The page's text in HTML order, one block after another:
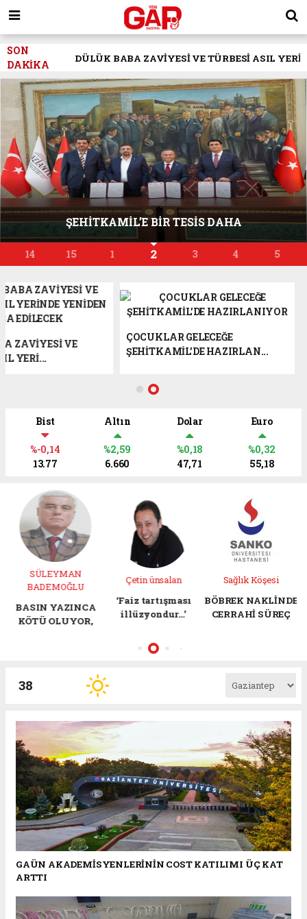
SON
DAKİKA
DÜLÜK BABA ZAVİYESİ VE TÜRBESİ ASIL
ŞEHİTKAMİL’E BİR TESİS DAHA
14 15 1 2 3 4 5
DÜLÜK BABA ZAVİYESİ VE
TÜRBESİ ASIL YERİ...
ÇOCUKLAR GELECEĞE
ŞEHİTKAMİL’DE
Bist
%-0,14
13.77
Altın
%2,59
6.660
Dolar
%0,18
47,71
Euro
%0,32
55,18
Çetin ünsalan
illüzyondur…’
Sağlık Köşesi
BÖBREK NAKLİNDE
CERRAHİ SÜREÇ
Berna Koç
BEBEĞİNİZDEN D
VİTAMİNİNİ EKSİK
38
GAÜN AKADEMİSYENLERİNİN COST KATILIMI ÜÇ KAT
ARTTI